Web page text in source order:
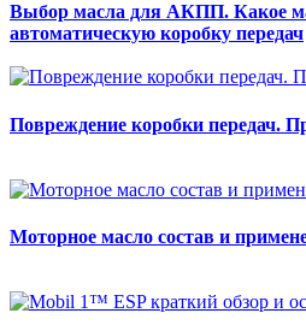
Выбор масла для АКПП. Какое
автоматическую коробку передач
Повреждение коробки передач.
Моторное масло состав и